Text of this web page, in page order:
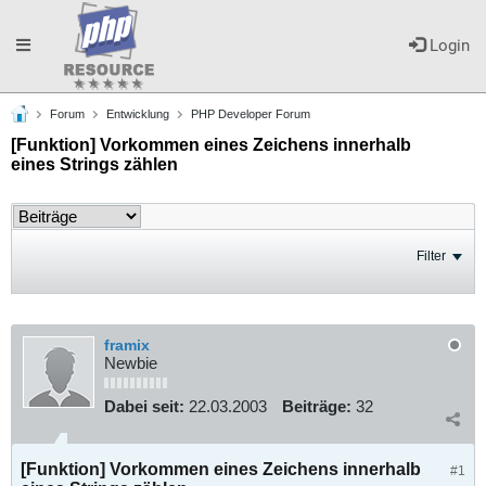
Login
Toggle
navigation
Forum Entwicklung PHP Developer Forum
[Funktion] Vorkommen eines Zeichens innerhalb
eines Strings zählen
Filter
framix
Newbie
Dabei seit: 22.03.2003 Beiträge: 32
#1
[Funktion] Vorkommen eines Zeichens innerhalb